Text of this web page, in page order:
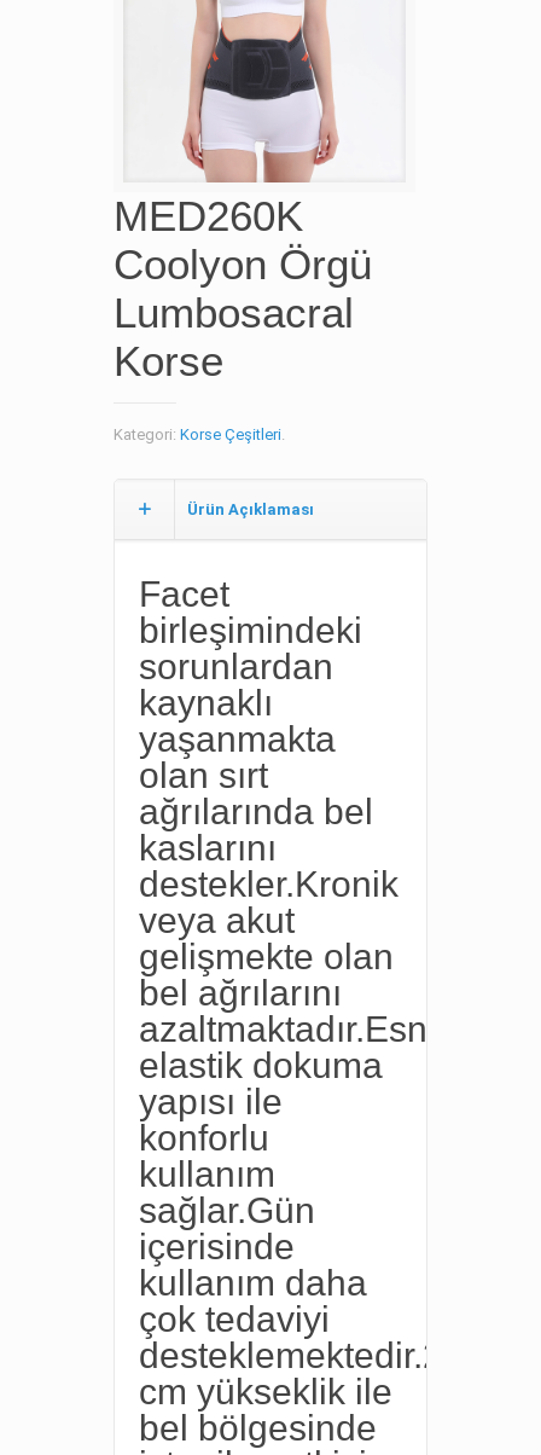
MED260K
Coolyon Örgü
Lumbosacral
Korse
Kategori: Korse Çeşitleri.
Ürün Açıklaması
Facet
birleşimindeki
sorunlardan
kaynaklı
yaşanmakta
olan sırt
ağrılarında bel
kaslarını
destekler.Kronik
veya akut
gelişmekte olan
bel ağrılarını
azaltmaktadır.Esnek
elastik dokuma
yapısı ile
konforlu
kullanım
sağlar.Gün
içerisinde
kullanım daha
çok tedaviyi
desteklemektedir.26
cm yükseklik ile
bel bölgesinde